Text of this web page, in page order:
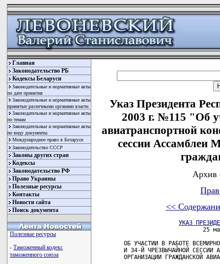
Главная
Законодательство РБ
Кодексы Беларуси
Законодательные и нормативные акты
по дате принятия
Законодательные и нормативные акты
принятые различными органами власти
Законодательные и нормативные акты
по темам
Законодательные и нормативные акты
по виду документы
Международное право в Беларуси
Законодательство СССР
Законы других стран
Кодексы
Законодательство РФ
Право Украины
Полезные ресурсы
Контакты
Новости сайта
Поиск документа
Полезные ресурсы
- Таможенный кодекс
таможенного союза
Указ Президента
2003 г. №115 "Об
авиатранспортной
сессии Ассамблеи
Архив
<<
УКАЗ
25
ОБ УЧАСТИИ В РАБОТЕ
И 34-Й ЧРЕЗВЫЧАЙНОЙ СЕССИИ
ОРГАНИЗАЦИИ ГРАЖДАНСКОЙ